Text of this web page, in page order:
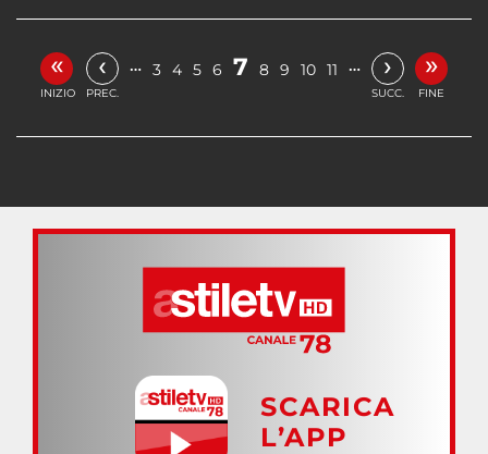
«
INIZIO
‹
PREC.
… 3 4 5 6 7 8 9 10 11 … ›
SUCC.
»
FINE
SCARICA
L’APP